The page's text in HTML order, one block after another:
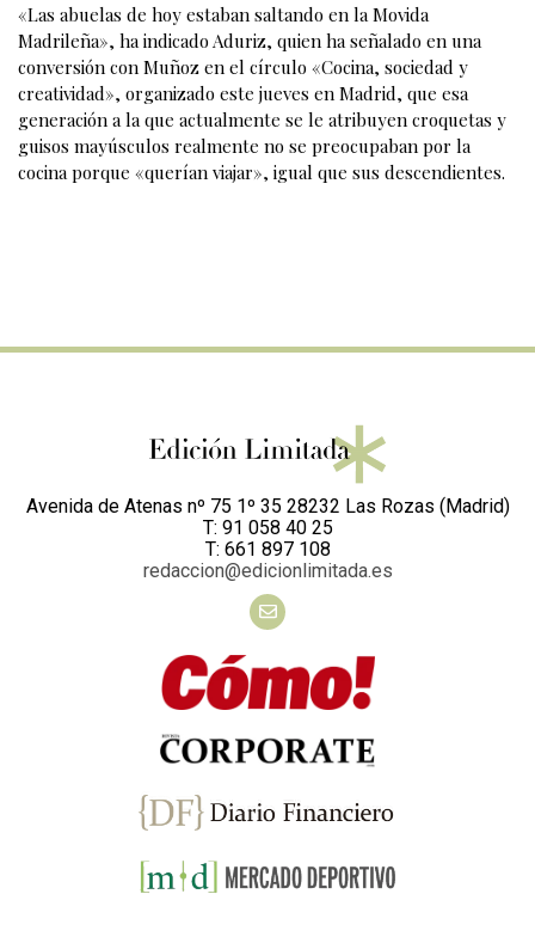
«Las abuelas de hoy estaban saltando en la Movida
Madrileña», ha indicado Aduriz, quien ha señalado en una
conversión con Muñoz en el círculo «Cocina, sociedad y
creatividad», organizado este jueves en Madrid, que esa
generación a la que actualmente se le atribuyen croquetas y
guisos mayúsculos realmente no se preocupaban por la
cocina porque «querían viajar», igual que sus descendientes.
Avenida de Atenas nº 75 1º 35 28232 Las Rozas (Madrid)
T: 91 058 40 25
T: 661 897 108
redaccion@edicionlimitada.es